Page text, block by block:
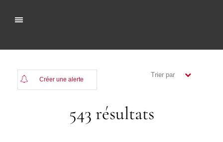
Créer une alerte
543 résultats
Trier par